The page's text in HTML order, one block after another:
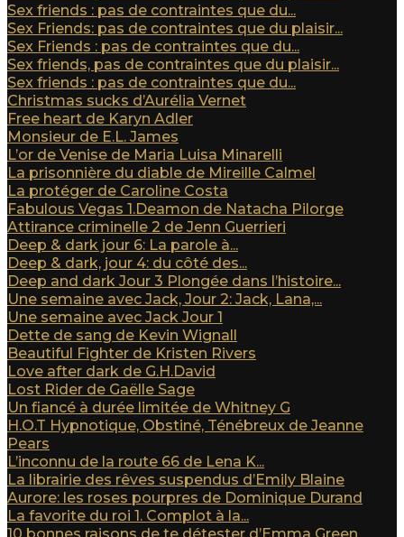
Sex friends : pas de contraintes que du...
Sex Friends: pas de contraintes que du plaisir...
Sex Friends : pas de contraintes que du...
Sex friends, pas de contraintes que du plaisir...
Sex friends : pas de contraintes que du...
Christmas sucks d’Aurélia Vernet
Free heart de Karyn Adler
Monsieur de E.L. James
L’or de Venise de Maria Luisa Minarelli
La prisonnière du diable de Mireille Calmel
La protéger de Caroline Costa
Fabulous Vegas 1.Deamon de Natacha Pilorge
Attirance criminelle 2 de Jenn Guerrieri
Deep & dark jour 6: La parole à...
Deep & dark, jour 4: du côté des...
Deep and dark Jour 3 Plongée dans l’histoire...
Une semaine avec Jack, Jour 2: Jack, Lana,...
Une semaine avec Jack Jour 1
Dette de sang de Kevin Wignall
Beautiful Fighter de Kristen Rivers
Love after dark de G.H.David
Lost Rider de Gaëlle Sage
Un fiancé à durée limitée de Whitney G
H.O.T Hypnotique, Obstiné, Ténébreux de Jeanne
Pears
L’inconnu de la route 66 de Lena K...
La librairie des rêves suspendus d’Emily Blaine
Aurore: les roses pourpres de Dominique Durand
La favorite du roi 1. Complot à la...